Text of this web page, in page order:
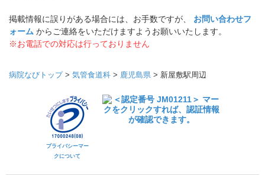
掲載情報に誤りがある場合には、お手数ですが、 お問い合わせフ
ォーム からご連絡をいただけますようお願いいたします。
※お電話での対応は行っておりません
病院なびトップ> 気管食道科 > 鹿児島県 > 新屋敷駅周辺
プライバシーマー
クについて